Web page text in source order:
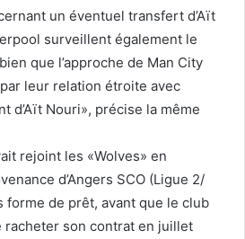
un éventuel transfert d’Aït
surveillent également le
que l’approche de Man City
leur relation étroite avec
d’Aït Nouri», précise la même
rejoint les «Wolves» en
d’Angers SCO (Ligue 2/
forme de prêt, avant que le club
racheter son contrat en juillet